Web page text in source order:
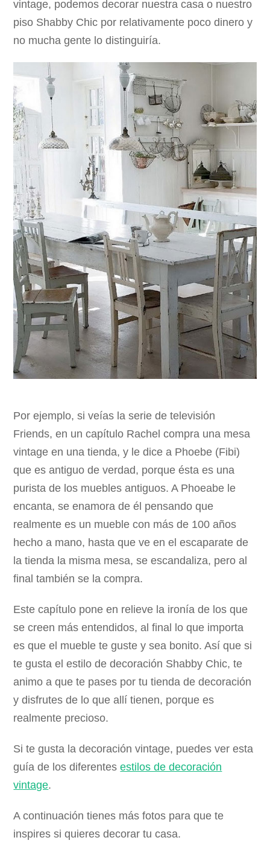
vintage, podemos decorar nuestra casa o nuestro
piso Shabby Chic por relativamente poco dinero y
no mucha gente lo distinguiría.
Por ejemplo, si veías la serie de televisión
Friends, en un capítulo Rachel compra una mesa
vintage en una tienda, y le dice a Phoebe (Fibi)
que es antiguo de verdad, porque ésta es una
purista de los muebles antiguos. A Phoeabe le
encanta, se enamora de él pensando que
realmente es un mueble con más de 100 años
hecho a mano, hasta que ve en el escaparate de
la tienda la misma mesa, se escandaliza, pero al
final también se la compra.
Este capítulo pone en relieve la ironía de los que
se creen más entendidos, al final lo que importa
es que el mueble te guste y sea bonito. Así que si
te gusta el estilo de decoración Shabby Chic, te
animo a que te pases por tu tienda de decoración
y disfrutes de lo que allí tienen, porque es
realmente precioso.
Si te gusta la decoración vintage, puedes ver esta
guía de los diferentesestilos de decoración
vintage.
A continuación tienes más fotos para que te
inspires si quieres decorar tu casa.